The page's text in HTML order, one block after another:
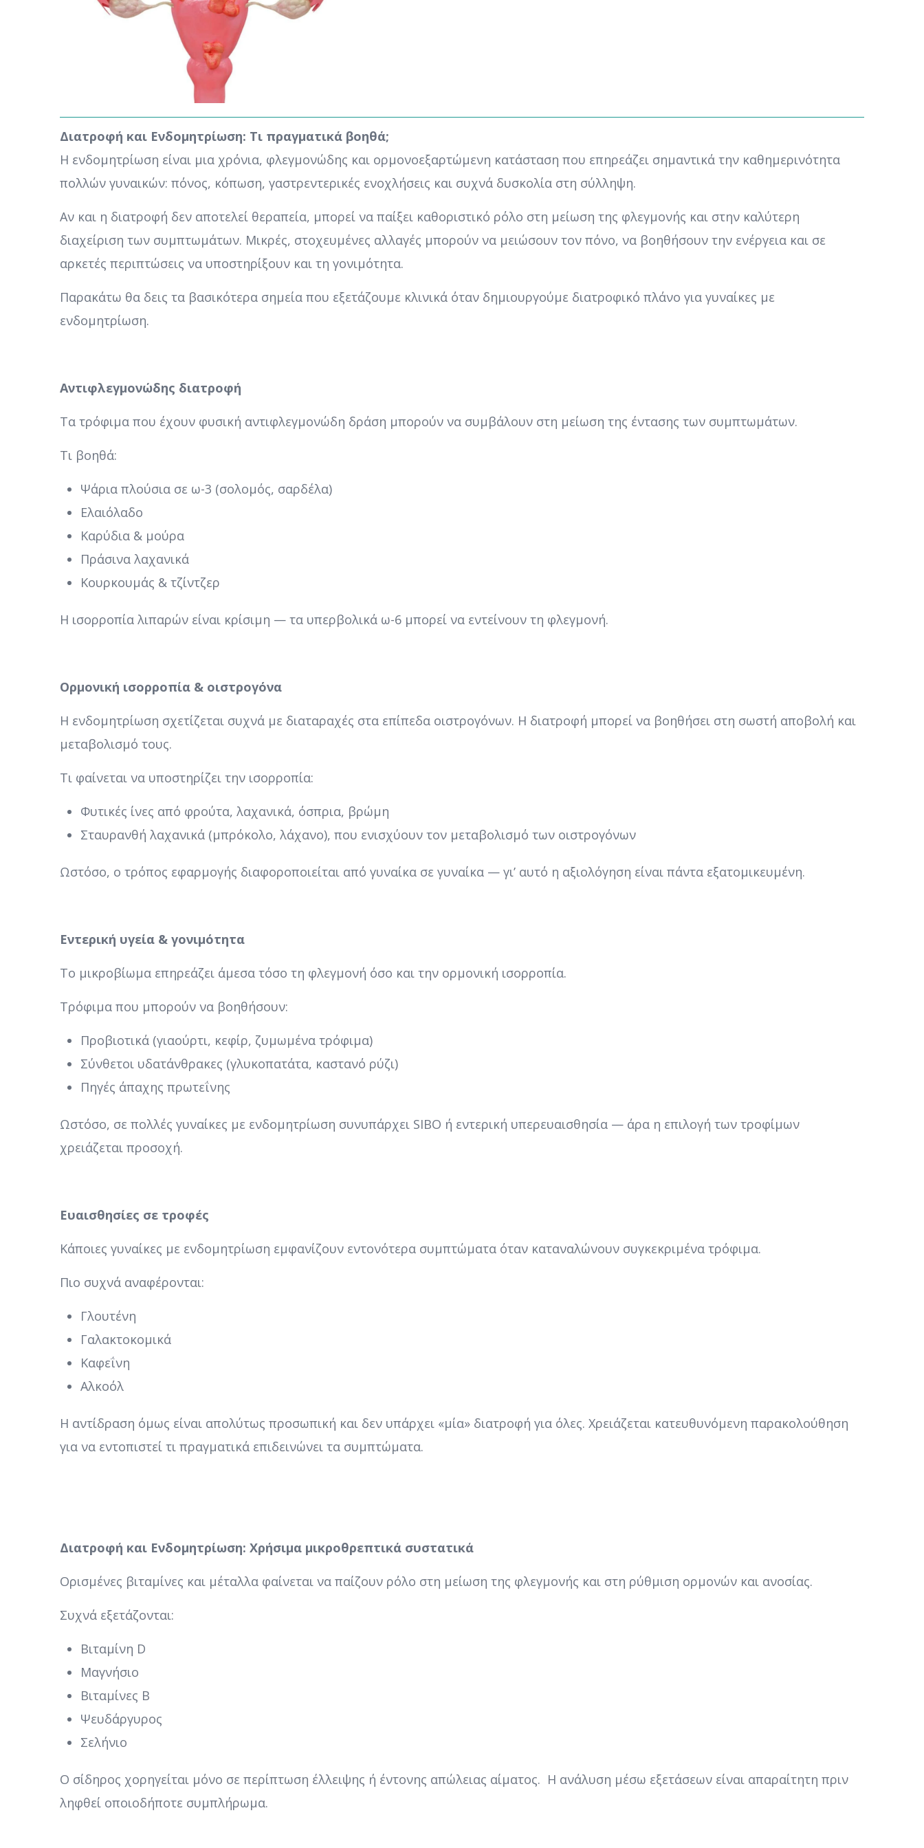
Διατροφή και Ενδομητρίωση: Τι πραγματικά βοηθά;
Η ενδομητρίωση είναι μια χρόνια, φλεγμονώδης και ορμονοεξαρτώμενη κατάσταση που επηρεάζει σημαντικά την καθημερινότητα
πολλών γυναικών: πόνος, κόπωση, γαστρεντερικές ενοχλήσεις και συχνά δυσκολία στη σύλληψη.
Αν και η διατροφή δεν αποτελεί θεραπεία, μπορεί να παίξει καθοριστικό ρόλο στη μείωση της φλεγμονής και στην καλύτερη
διαχείριση των συμπτωμάτων. Μικρές, στοχευμένες αλλαγές μπορούν να μειώσουν τον πόνο, να βοηθήσουν την ενέργεια και σε
αρκετές περιπτώσεις να υποστηρίξουν και τη γονιμότητα.
Παρακάτω θα δεις τα βασικότερα σημεία που εξετάζουμε κλινικά όταν δημιουργούμε διατροφικό πλάνο για γυναίκες με
ενδομητρίωση.
Αντιφλεγμονώδης διατροφή
Τα τρόφιμα που έχουν φυσική αντιφλεγμονώδη δράση μπορούν να συμβάλουν στη μείωση της έντασης των συμπτωμάτων.
Τι βοηθά:
Ψάρια πλούσια σε ω-3 (σολομός, σαρδέλα)
Ελαιόλαδο
Καρύδια & μούρα
Πράσινα λαχανικά
Κουρκουμάς & τζίντζερ
Η ισορροπία λιπαρών είναι κρίσιμη — τα υπερβολικά ω-6 μπορεί να εντείνουν τη φλεγμονή.
Ορμονική ισορροπία & οιστρογόνα
Η ενδομητρίωση σχετίζεται συχνά με διαταραχές στα επίπεδα οιστρογόνων. Η διατροφή μπορεί να βοηθήσει στη σωστή αποβολή και
μεταβολισμό τους.
Τι φαίνεται να υποστηρίζει την ισορροπία:
Φυτικές ίνες από φρούτα, λαχανικά, όσπρια, βρώμη
Σταυρανθή λαχανικά (μπρόκολο, λάχανο), που ενισχύουν τον μεταβολισμό των οιστρογόνων
Ωστόσο, ο τρόπος εφαρμογής διαφοροποιείται από γυναίκα σε γυναίκα — γι’ αυτό η αξιολόγηση είναι πάντα εξατομικευμένη.
Εντερική υγεία & γονιμότητα
Το μικροβίωμα επηρεάζει άμεσα τόσο τη φλεγμονή όσο και την ορμονική ισορροπία.
Τρόφιμα που μπορούν να βοηθήσουν:
Προβιοτικά (γιαούρτι, κεφίρ, ζυμωμένα τρόφιμα)
Σύνθετοι υδατάνθρακες (γλυκοπατάτα, καστανό ρύζι)
Πηγές άπαχης πρωτεΐνης
Ωστόσο, σε πολλές γυναίκες με ενδομητρίωση συνυπάρχει SIBO ή εντερική υπερευαισθησία — άρα η επιλογή των τροφίμων
χρειάζεται προσοχή.
Ευαισθησίες σε τροφές
Κάποιες γυναίκες με ενδομητρίωση εμφανίζουν εντονότερα συμπτώματα όταν καταναλώνουν συγκεκριμένα τρόφιμα.
Πιο συχνά αναφέρονται:
Γλουτένη
Γαλακτοκομικά
Καφεΐνη
Αλκοόλ
Η αντίδραση όμως είναι απολύτως προσωπική και δεν υπάρχει «μία» διατροφή για όλες. Χρειάζεται κατευθυνόμενη παρακολούθηση
για να εντοπιστεί τι πραγματικά επιδεινώνει τα συμπτώματα.
Διατροφή και Ενδομητρίωση: Χρήσιμα μικροθρεπτικά συστατικά
Ορισμένες βιταμίνες και μέταλλα φαίνεται να παίζουν ρόλο στη μείωση της φλεγμονής και στη ρύθμιση ορμονών και ανοσίας.
Συχνά εξετάζονται:
Βιταμίνη D
Μαγνήσιο
Βιταμίνες Β
Ψευδάργυρος
Σελήνιο
Ο σίδηρος χορηγείται μόνο σε περίπτωση έλλειψης ή έντονης απώλειας αίματος. Η ανάλυση μέσω εξετάσεων είναι απαραίτητη πριν
ληφθεί οποιοδήποτε συμπλήρωμα.